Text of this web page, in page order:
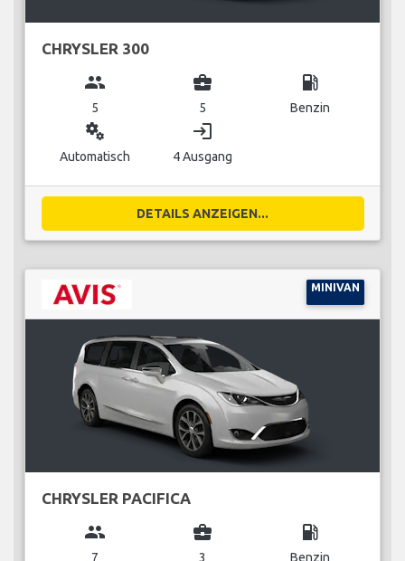
CHRYSLER 300
group
5
business_center
5
local_gas_station
Benzin
miscellaneous_services
Automatisch
login
4 Ausgang
DETAILS ANZEIGEN...
MINIVAN
CHRYSLER PACIFICA
group
7
business_center
3
local_gas_station
Benzin